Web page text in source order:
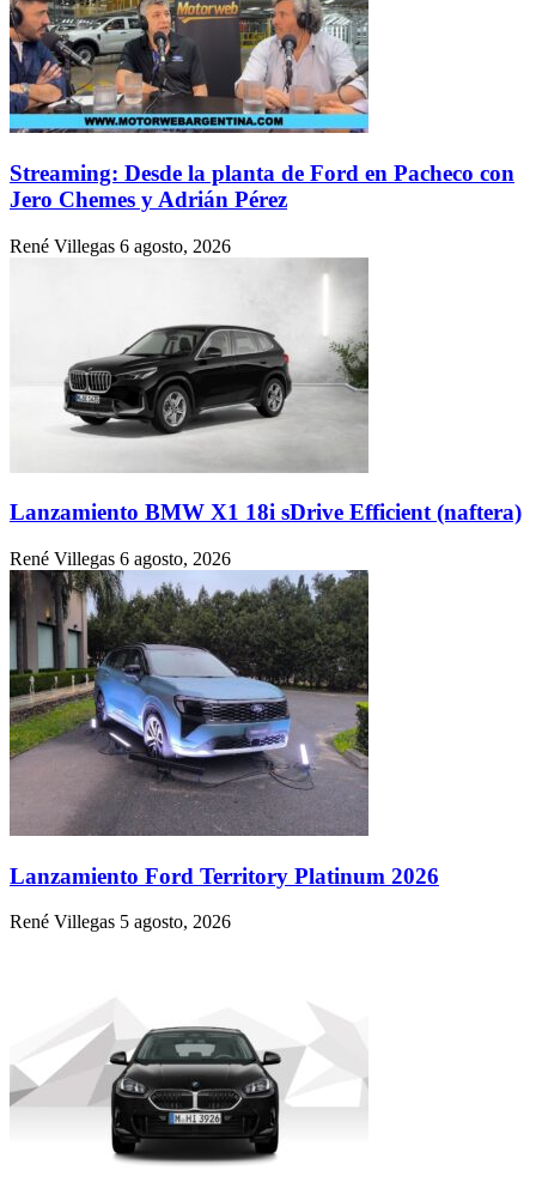
Lanzamiento: BMW Serie 1 Black Edition de acceso
de gama
Honda mantiene congelados sus precios también
durante agosto
René Villegas 3 agosto, 2026